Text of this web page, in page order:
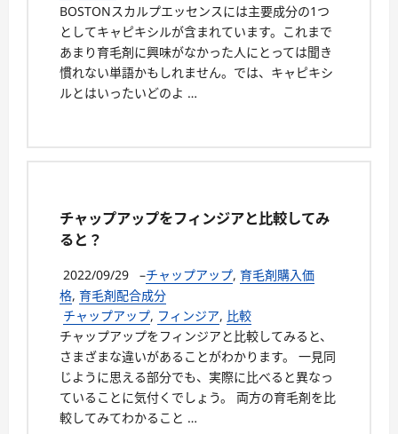
BOSTONスカルプエッセンスには主要成分の1つ
としてキャピキシルが含まれています。これまで
あまり育毛剤に興味がなかった人にとっては聞き
慣れない単語かもしれません。では、キャピキシ
ルとはいったいどのよ …
チャップアップをフィンジアと比較してみ
ると？
2022/09/29 –チャップアップ, 育毛剤購入価
格, 育毛剤配合成分
チャップアップ, フィンジア, 比較
チャップアップをフィンジアと比較してみると、
さまざまな違いがあることがわかります。 一見同
じように思える部分でも、実際に比べると異なっ
ていることに気付くでしょう。 両方の育毛剤を比
較してみてわかること …